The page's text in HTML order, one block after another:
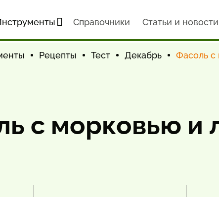
Cправочники Статьи и новости
Рецепты Тест Декабрь Фасоль с
с морковью и